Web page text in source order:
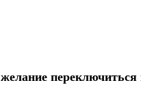
желание переключиться